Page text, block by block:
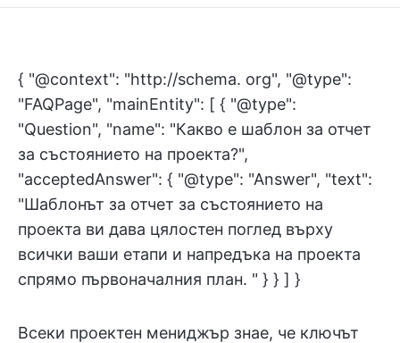
{ "@context": "http://schema. org", "@type":
"FAQPage", "mainEntity": [ { "@type":
"Question", "name": "Какво е шаблон за отчет
за състоянието на проекта?",
"acceptedAnswer": { "@type": "Answer", "text":
"Шаблонът за отчет за състоянието на
проекта ви дава цялостен поглед върху
всички ваши етапи и напредъка на проекта
спрямо първоначалния план. " } } ] }
Всеки проектен мениджър знае, че ключът